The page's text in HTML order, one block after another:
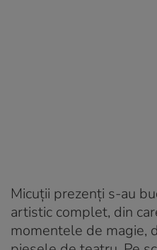
Micuții prezenți s-au
artistic complet, din
momentele de magie,